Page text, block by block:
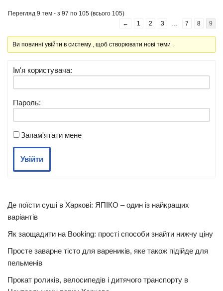
Перегляд 9 тем - з 97 по 105 (всього 105)
←
1 2 3 … 7 8 9
Ви повинні увійти в систему , щоб створювати нові теми .
Ім'я користувача:
Пароль:
Запам'ятати мене
Увійти
Де поїсти суші в Харкові: ЯПІКО – один із найкращих
варіантів
Як заощадити на Booking: прості способи знайти нижчу ціну
Просте заварне тісто для вареників, яке також підійде для
пельменів
Прокат роликів, велосипедів і дитячого транспорту в